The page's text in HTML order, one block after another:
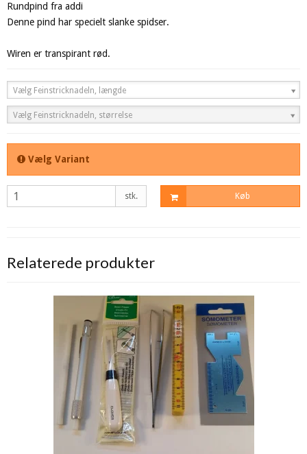
Rundpind fra addi
Denne pind har specielt slanke spidser.
Wiren er transpirant rød.
Vælg Feinstricknadeln, længde
Vælg Feinstricknadeln, størrelse
Vælg Variant
stk. Køb
Relaterede produkter